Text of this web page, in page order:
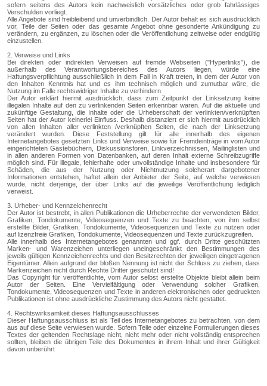
sofern seitens des Autors kein nachweislich vorsätzliches oder grob fahrlässiges
Verschulden vorliegt.
Alle Angebote sind freibleibend und unverbindlich. Der Autor behält es sich ausdrücklich
vor, Teile der Seiten oder das gesamte Angebot ohne gesonderte Ankündigung zu
verändern, zu ergänzen, zu löschen oder die Veröffentlichung zeitweise oder endgültig
einzustellen.
2. Verweise und Links
Bei direkten oder indirekten Verweisen auf fremde Webseiten ("Hyperlinks"), die
außerhalb des Verantwortungsbereiches des Autors liegen, würde eine
Haftungsverpflichtung ausschließlich in dem Fall in Kraft treten, in dem der Autor von
den Inhalten Kenntnis hat und es ihm technisch möglich und zumutbar wäre, die
Nutzung im Falle rechtswidriger Inhalte zu verhindern.
Der Autor erklärt hiermit ausdrücklich, dass zum Zeitpunkt der Linksetzung keine
illegalen Inhalte auf den zu verlinkenden Seiten erkennbar waren. Auf die aktuelle und
zukünftige Gestaltung, die Inhalte oder die Urheberschaft der verlinkten/verknüpften
Seiten hat der Autor keinerlei Einfluss. Deshalb distanziert er sich hiermit ausdrücklich
von allen Inhalten aller verlinkten /verknüpften Seiten, die nach der Linksetzung
verändert wurden. Diese Feststellung gilt für alle innerhalb des eigenen
Internetangebotes gesetzten Links und Verweise sowie für Fremdeinträge in vom Autor
eingerichteten Gästebüchern, Diskussionsforen, Linkverzeichnissen, Mailinglisten und
in allen anderen Formen von Datenbanken, auf deren Inhalt externe Schreibzugriffe
möglich sind. Für illegale, fehlerhafte oder unvollständige Inhalte und insbesondere für
Schäden, die aus der Nutzung oder Nichtnutzung solcherart dargebotener
Informationen entstehen, haftet allein der Anbieter der Seite, auf welche verwiesen
wurde, nicht derjenige, der über Links auf die jeweilige Veröffentlichung lediglich
verweist.
3. Urheber- und Kennzeichenrecht
Der Autor ist bestrebt, in allen Publikationen die Urheberrechte der verwendeten Bilder,
Grafiken, Tondokumente, Videosequenzen und Texte zu beachten, von ihm selbst
erstellte Bilder, Grafiken, Tondokumente, Videosequenzen und Texte zu nutzen oder
auf lizenzfreie Grafiken, Tondokumente, Videosequenzen und Texte zurückzugreifen.
Alle innerhalb des Internetangebotes genannten und ggf. durch Dritte geschützten
Marken- und Warenzeichen unterliegen uneingeschränkt den Bestimmungen des
jeweils gültigen Kennzeichenrechts und den Besitzrechten der jeweiligen eingetragenen
Eigentümer. Allein aufgrund der bloßen Nennung ist nicht der Schluss zu ziehen, dass
Markenzeichen nicht durch Rechte Dritter geschützt sind!
Das Copyright für veröffentlichte, vom Autor selbst erstellte Objekte bleibt allein beim
Autor der Seiten. Eine Vervielfältigung oder Verwendung solcher Grafiken,
Tondokumente, Videosequenzen und Texte in anderen elektronischen oder gedruckten
Publikationen ist ohne ausdrückliche Zustimmung des Autors nicht gestattet.
4. Rechtswirksamkeit dieses Haftungsausschlusses
Dieser Haftungsausschluss ist als Teil des Internetangebotes zu betrachten, von dem
aus auf diese Seite verwiesen wurde. Sofern Teile oder einzelne Formulierungen dieses
Textes der geltenden Rechtslage nicht, nicht mehr oder nicht vollständig entsprechen
sollten, bleiben die übrigen Teile des Dokumentes in ihrem Inhalt und ihrer Gültigkeit
davon unberührt